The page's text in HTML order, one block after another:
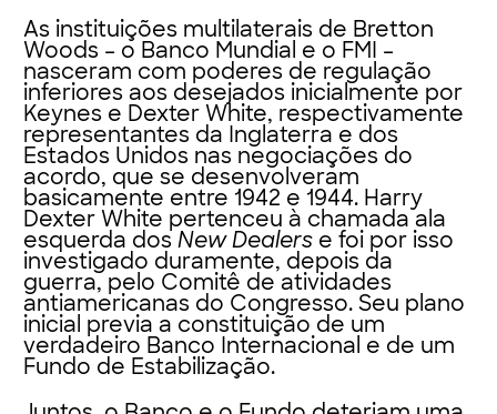
As instituições multilaterais de Bretton
Woods – o Banco Mundial e o FMI –
nasceram com poderes de regulação
inferiores aos desejados inicialmente por
Keynes e Dexter White, respectivamente
representantes da Inglaterra e dos
Estados Unidos nas negociações do
acordo, que se desenvolveram
basicamente entre 1942 e 1944. Harry
Dexter White pertenceu à chamada ala
esquerda dosNew Dealers e foi por isso
investigado duramente, depois da
guerra, pelo Comitê de atividades
antiamericanas do Congresso. Seu plano
inicial previa a constituição de um
verdadeiro Banco Internacional e de um
Fundo de Estabilização.